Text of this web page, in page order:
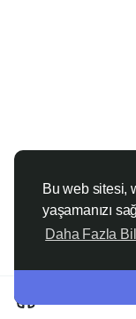
Bu web sitesi,
yaşamanızı
Daha Fazla